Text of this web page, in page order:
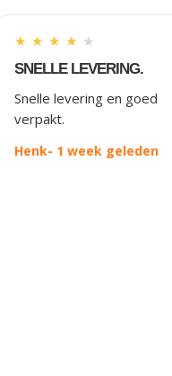
★ ★ ★ ★ ★
SNELLE LEVERING.
Snelle levering en goed
verpakt.
Henk- 1 week geleden